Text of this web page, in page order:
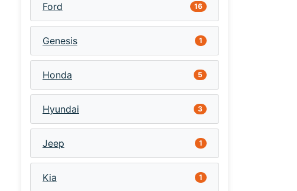
Ford 16
Genesis 1
Honda 5
Hyundai 3
Jeep 1
Kia 1